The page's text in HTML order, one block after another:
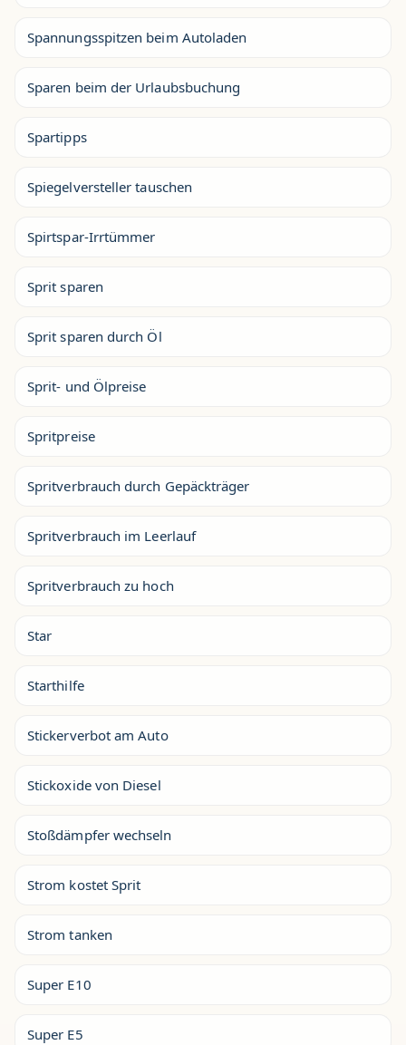
Spannungsspitzen beim Autoladen
Sparen beim der Urlaubsbuchung
Spartipps
Spiegelversteller tauschen
Spirtspar-Irrtümmer
Sprit sparen
Sprit sparen durch Öl
Sprit- und Ölpreise
Spritpreise
Spritverbrauch durch Gepäckträger
Spritverbrauch im Leerlauf
Spritverbrauch zu hoch
Star
Starthilfe
Stickerverbot am Auto
Stickoxide von Diesel
Stoßdämpfer wechseln
Strom kostet Sprit
Strom tanken
Super E10
Super E5